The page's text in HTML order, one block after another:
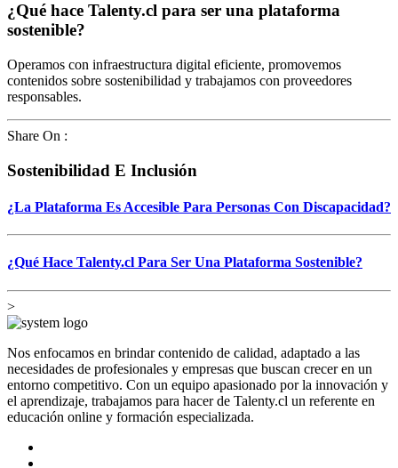
¿Qué hace Talenty.cl para ser una plataforma
sostenible?
Operamos con infraestructura digital eficiente, promovemos
contenidos sobre sostenibilidad y trabajamos con proveedores
responsables.
Share On :
Sostenibilidad E Inclusión
¿La Plataforma Es Accesible Para Personas Con Discapacidad?
¿Qué Hace Talenty.cl Para Ser Una Plataforma Sostenible?
>
Nos enfocamos en brindar contenido de calidad, adaptado a las
necesidades de profesionales y empresas que buscan crecer en un
entorno competitivo. Con un equipo apasionado por la innovación y
el aprendizaje, trabajamos para hacer de Talenty.cl un referente en
educación online y formación especializada.